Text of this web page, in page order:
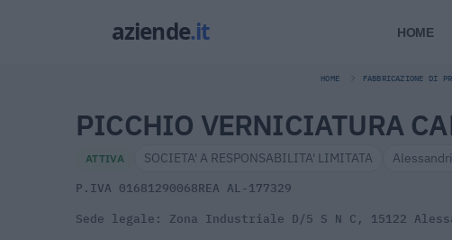
HOME
HOME FABBRICAZIONE DI
PICCHIO VERNICIATURA
ATTIVA SOCIETA' A RESPONSABILITA' LIMITATA
P.IVA 01681290068REA AL-177329
Sede legale: Zona Industriale D/5 S N C, 15122